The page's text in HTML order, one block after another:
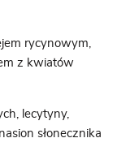
rycynowym,
z kwiatów
lecytyny,
słonecznika